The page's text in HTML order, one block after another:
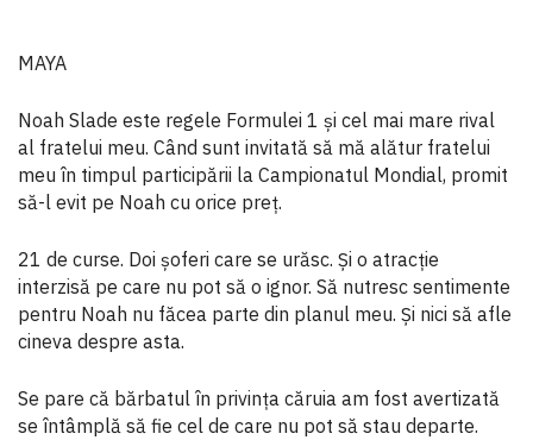
MAYA
Noah Slade este regele Formulei 1 și cel mai mare rival
al fratelui meu. Când sunt invitată să mă alătur fratelui
meu în timpul participării la Campionatul Mondial, promit
să-l evit pe Noah cu orice preț.
21 de curse. Doi șoferi care se urăsc. Și o atracție
interzisă pe care nu pot să o ignor. Să nutresc sentimente
pentru Noah nu făcea parte din planul meu. Și nici să afle
cineva despre asta.
Se pare că bărbatul în privința căruia am fost avertizată
se întâmplă să fie cel de care nu pot să stau departe.